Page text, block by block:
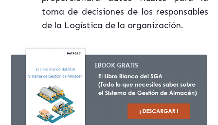
toma de decisiones de los responsables
de la Logística de la organización.